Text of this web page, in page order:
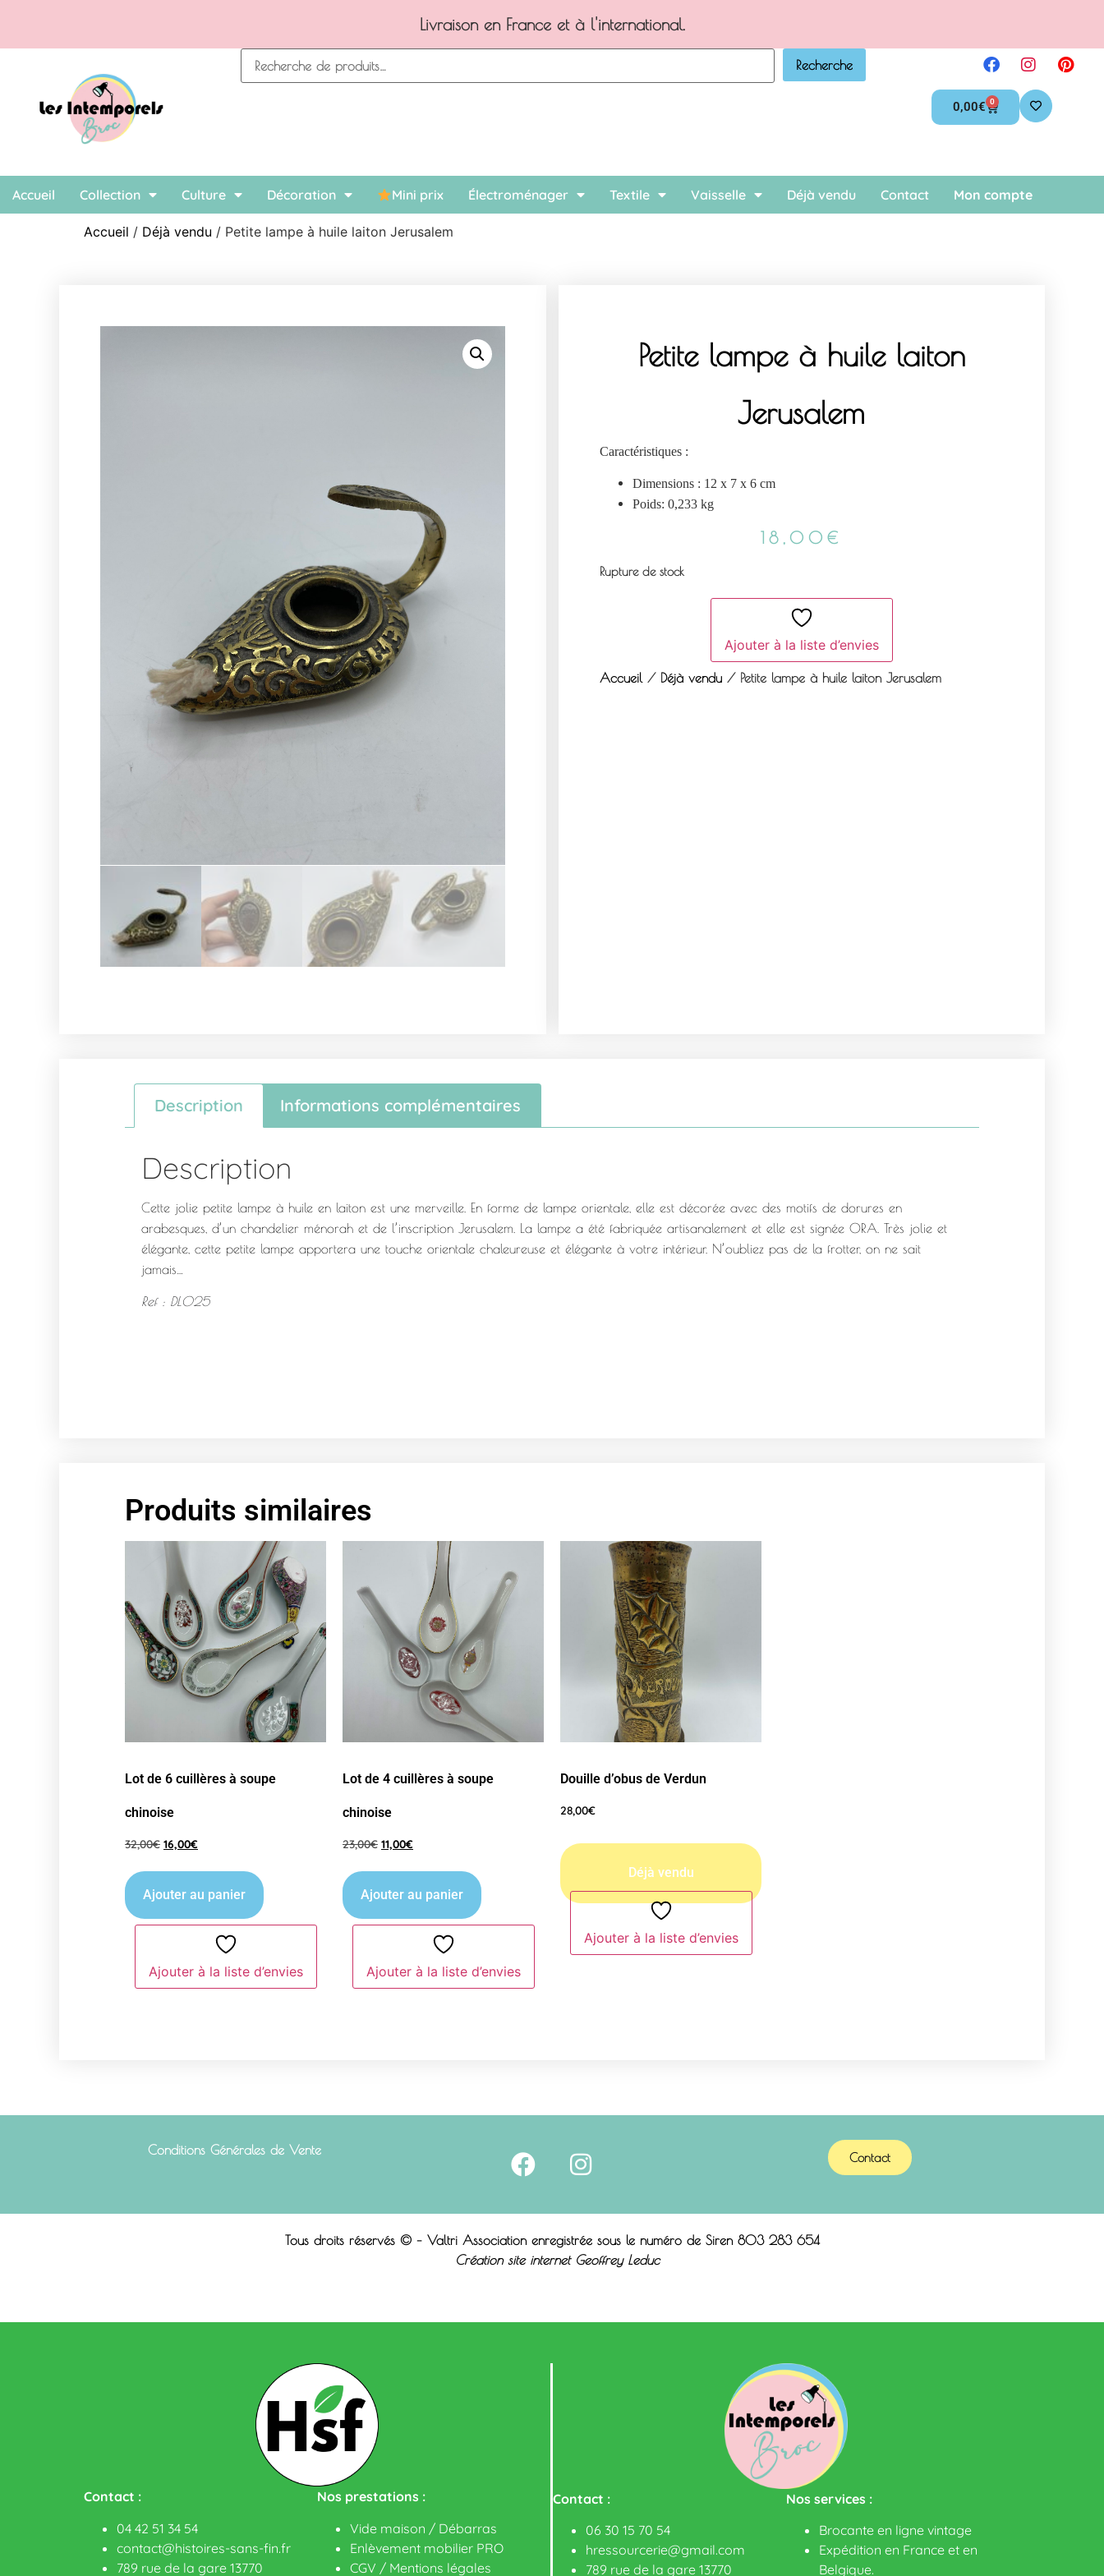
Paiement en ligne sécurisé, possibilité de 3x sans frais.
Recherche
0,00€ 0
Accueil Collection Culture Décoration Mini prix Électroménager Textile Vaisselle Déjà vendu Contact Mon compte
Accueil / Déjà vendu / Petite lampe à huile laiton Jerusalem
Petite lampe à huile laiton
Jerusalem
Caractéristiques :
Dimensions : 12 x 7 x 6 cm
Poids: 0,233 kg
18,00 €
Rupture de stock
Ajouter à la liste d’envies
Accueil/ Déjà vendu/ Petite lampe à huile laiton Jerusalem
Description Informations complémentaires
Description
Cette jolie petite lampe à huile en laiton est une merveille. En forme de lampe orientale, elle est décorée avec des motifs de dorures en
arabesques, d’un chandelier ménorah et de l’inscription Jerusalem. La lampe a été fabriquée artisanalement et elle est signée ORA. Très jolie et
élégante, cette petite lampe apportera une touche orientale chaleureuse et élégante à votre intérieur. N’oubliez pas de la frotter, on ne sait
jamais…
Ref : DL025
Produits similaires
Lot de 6 cuillères à soupe
chinoise
32,00€ 16,00€
Ajouter au panier
Ajouter à la liste d’envies
Lot de 4 cuillères à soupe
chinoise
23,00€ 11,00€
Ajouter au panier
Ajouter à la liste d’envies
Douille d’obus de Verdun
28,00€
Ajouter à la liste d’envies
Conditions Générales de Vente
Contact
Tous droits réservés © – Valtri Association enregistrée sous le numéro de Siren 803 283 654
Création site internet Geoffrey Leduc
Contact :
04 42 51 34 54
contact@histoires-sans-fin.fr
789 rue de la gare 13770
Nos prestations :
Vide maison / Débarras
Enlèvement mobilier PRO
CGV / Mentions légales
Contact :
06 30 15 70 54
hressourcerie@gmail.com
789 rue de la gare 13770
Nos services :
Brocante en ligne vintage
Expédition en France et en
Belgique.